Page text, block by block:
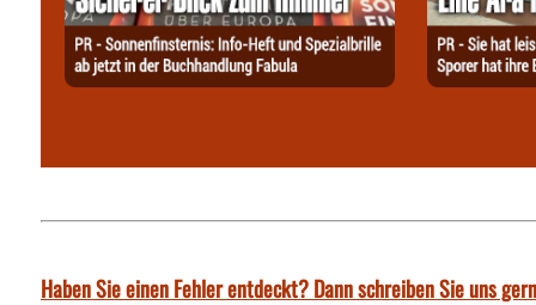
Haben Sie einen Fehler entdeckt? Dann schreiben Sie uns